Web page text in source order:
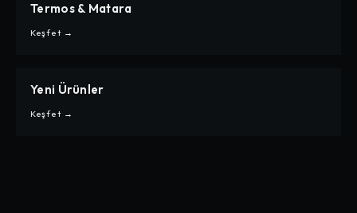
CARPE
TERMOS & MATARA
Termos & Matara
Keşfet →
CARPE
YENI ÜRÜNLER
Yeni Ürünler
Keşfet →